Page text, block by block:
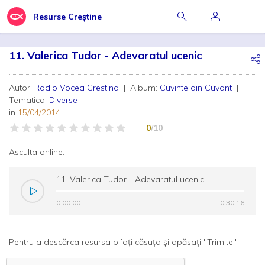
Resurse Creștine
11. Valerica Tudor - Adevaratul ucenic
Autor: Radio Vocea Crestina | Album: Cuvinte din Cuvant |
Tematica: Diverse
in 15/04/2014
0/10
Asculta online:
11. Valerica Tudor - Adevaratul ucenic
0:00:00 0:30:16
0:00:00 0:30:16
Pentru a descărca resursa bifați căsuța și apăsați "Trimite"